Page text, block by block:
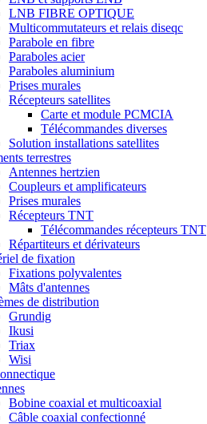
LNB FIBRE OPTIQUE
Multicommutateurs et relais diseqc
Parabole en fibre
Paraboles acier
Paraboles aluminium
Prises murales
Récepteurs satellites
Carte et module PCMCIA
Télécommandes diverses
Solution installations satellites
terrestres
Antennes hertzien
Coupleurs et amplificateurs
Prises murales
Récepteurs TNT
Télécommandes récepteurs TNT
Répartiteurs et dérivateurs
de fixation
Fixations polyvalentes
Mâts d'antennes
de distribution
Grundig
Ikusi
Triax
Wisi
Bobine coaxial et multicoaxial
Câble coaxial confectionné